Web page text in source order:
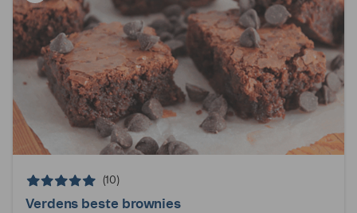
(10)
Verdens beste brownies